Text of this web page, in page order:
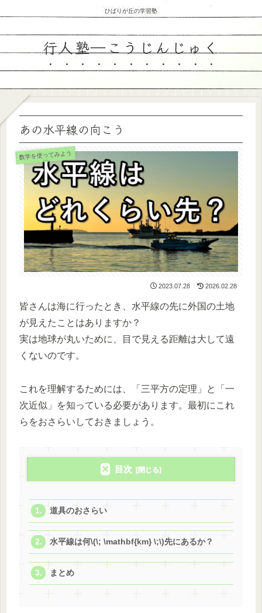
ひばりが丘の学習塾
行人塾―こうじんじゅく
あの水平線の向こう
数学を使ってみよう
2023.07.28 2026.02.28
皆さんは海に行ったとき、水平線の先に外国の土地
が見えたことはありますか？
実は地球が丸いために、目で見える距離は大して遠
くないのです。
これを理解するためには、「三平方の定理」と「一
次近似」を知っている必要があります。最初にこれ
らをおさらいしておきましょう。
目次
道具のおさらい
水平線は何\(\; \mathbf{km} \;\)先にあるか？
まとめ